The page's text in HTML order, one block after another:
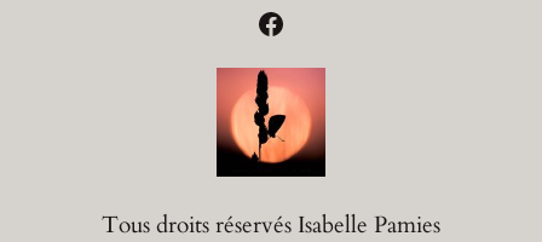
Facebook
Tous droits réservés Isabelle Pamies